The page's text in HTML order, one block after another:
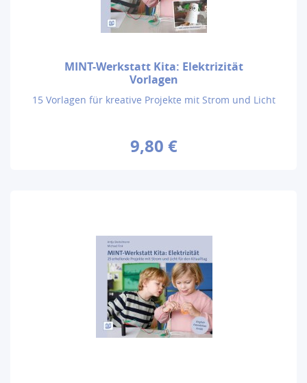
MINT-Werkstatt Kita: Elektrizität
Vorlagen
15 Vorlagen für kreative Projekte mit Strom und Licht
9,80 €